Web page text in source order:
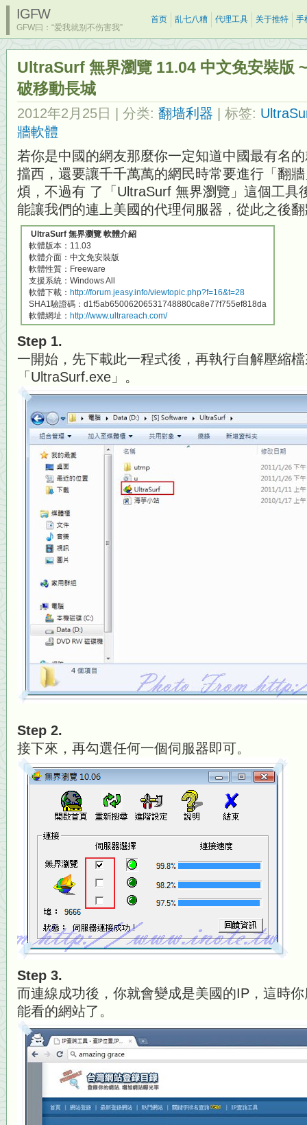
IGFW
GFW曰：“爱我就别不伤害我”
首页 乱七八糟 代理工具 关于推特 手
UltraSurf 無界瀏覽 11.04 中文免安裝版
破移動長城
2012年2月25日 | 分类: 翻墙利器 | 标签:
牆軟體
若你是中國的網友那麼你一定知道中國最有名
擋西，還要讓千千萬萬的網民時常要進行「翻
煩，不過有 了「UltraSurf 無界瀏覽」這個工具
能讓我們的連上美國的代理伺服器，從此之後
UltraSurf 無界瀏覽 軟體介紹
軟體版本：11.03
軟體介面：中文免安裝版
軟體性質：Freeware
支援系統：Windows All
軟體下載： http://forum.jeasy.info/viewtopic.php?f=16&t=28
SHA1驗證碼：d1f5ab65006206531748880ca8e77f755ef818da
軟體網址： http://www.ultrareach.com/
Step 1.
一開始，先下載此一程式後，再執行自解壓縮
「UltraSurf.exe」。
Step 2.
接下來，再勾選任何一個伺服器即可。
Step 3.
而連線成功後，你就會變成是美國的IP，這時
能看的網站了。